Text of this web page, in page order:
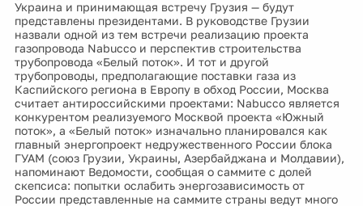
Украина и принимающая встречу Грузия — будут
представлены президентами. В руководстве Грузии
назвали одной из тем встречи реализацию проекта
газопровода Nabucco и перспектив строительства
трубопровода «Белый поток». И тот и другой
трубопроводы, предполагающие поставки газа из
Каспийского региона в Европу в обход России, Москва
считает антироссийскими проектами: Nabucco является
конкурентом реализуемого Москвой проекта «Южный
поток», а «Белый поток» изначально планировался как
главный энергопроект недружественного России блока
ГУАМ (союз Грузии, Украины, Азербайджана и Молдавии),
напоминают Ведомости, сообщая о саммите с долей
скепсиса: попытки ослабить энергозависимость от
России представленные на саммите страны ведут много